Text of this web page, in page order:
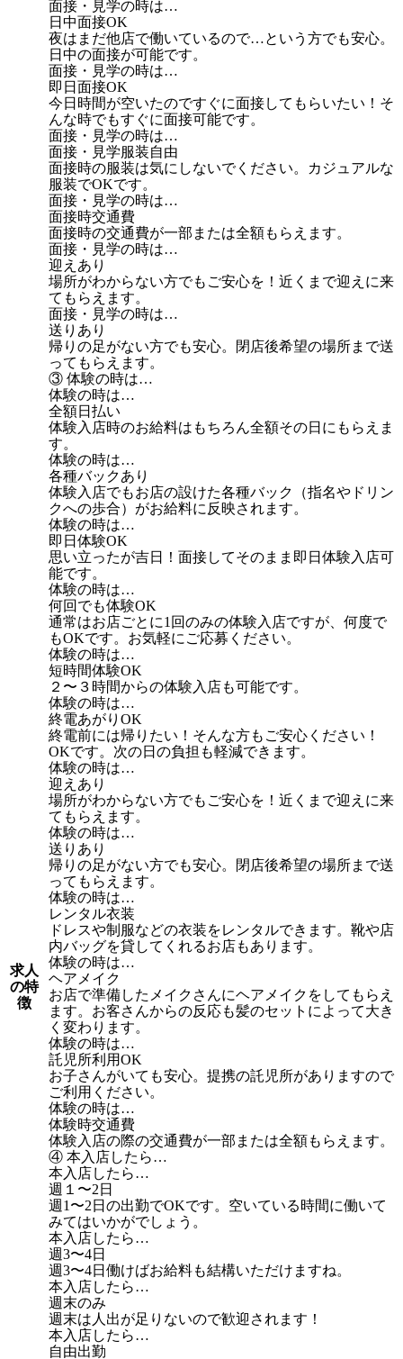
求人
の特
徴
面接・見学の時は…
日中面接OK
夜はまだ他店で働いているので…という方でも安心。
日中の面接が可能です。
面接・見学の時は…
即日面接OK
今日時間が空いたのですぐに面接してもらいたい！そ
んな時でもすぐに面接可能です。
面接・見学の時は…
面接・見学服装自由
面接時の服装は気にしないでください。カジュアルな
服装でOKです。
面接・見学の時は…
面接時交通費
面接時の交通費が一部または全額もらえます。
面接・見学の時は…
迎えあり
場所がわからない方でもご安心を！近くまで迎えに来
てもらえます。
面接・見学の時は…
送りあり
帰りの足がない方でも安心。閉店後希望の場所まで送
ってもらえます。
③ 体験の時は…
体験の時は…
全額日払い
体験入店時のお給料はもちろん全額その日にもらえま
す。
体験の時は…
各種バックあり
体験入店でもお店の設けた各種バック（指名やドリン
クへの歩合）がお給料に反映されます。
体験の時は…
即日体験OK
思い立ったが吉日！面接してそのまま即日体験入店可
能です。
体験の時は…
何回でも体験OK
通常はお店ごとに1回のみの体験入店ですが、何度で
もOKです。お気軽にご応募ください。
体験の時は…
短時間体験OK
２〜３時間からの体験入店も可能です。
体験の時は…
終電あがりOK
終電前には帰りたい！そんな方もご安心ください！
OKです。次の日の負担も軽減できます。
体験の時は…
迎えあり
場所がわからない方でもご安心を！近くまで迎えに来
てもらえます。
体験の時は…
送りあり
帰りの足がない方でも安心。閉店後希望の場所まで送
ってもらえます。
体験の時は…
レンタル衣装
ドレスや制服などの衣装をレンタルできます。靴や店
内バッグを貸してくれるお店もあります。
体験の時は…
ヘアメイク
お店で準備したメイクさんにヘアメイクをしてもらえ
ます。お客さんからの反応も髪のセットによって大き
く変わります。
体験の時は…
託児所利用OK
お子さんがいても安心。提携の託児所がありますので
ご利用ください。
体験の時は…
体験時交通費
体験入店の際の交通費が一部または全額もらえます。
④ 本入店したら…
本入店したら…
週１〜2日
週1〜2日の出勤でOKです。空いている時間に働いて
みてはいかがでしょう。
本入店したら…
週3〜4日
週3〜4日働けばお給料も結構いただけますね。
本入店したら…
週末のみ
週末は人出が足りないので歓迎されます！
本入店したら…
自由出勤